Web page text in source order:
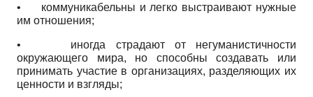
• коммуникабельны и легко выстраивают нужные
им отношения;
• иногда страдают от негуманистичности
окружающего мира, но способны создавать или
принимать участие в организациях, разделяющих их
ценности и взгляды;